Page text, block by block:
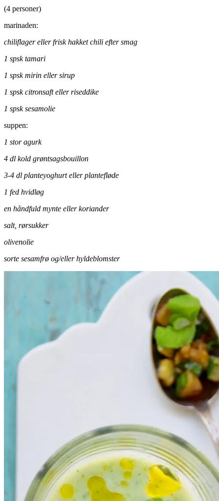
(4 personer)
marinaden:
chiliflager eller frisk hakket chili efter smag
1 spsk tamari
1 spsk mirin eller sirup
1 spsk citronsaft eller riseddike
1 spsk sesamolie
suppen:
1 stor agurk
4 dl kold grøntsagsbouillon
3-4 dl planteyoghurt eller plantefløde
1 fed hvidløg
en håndfuld mynte eller koriander
salt, rørsukker
olivenolie
sorte sesamfrø og/eller hyldeblomster